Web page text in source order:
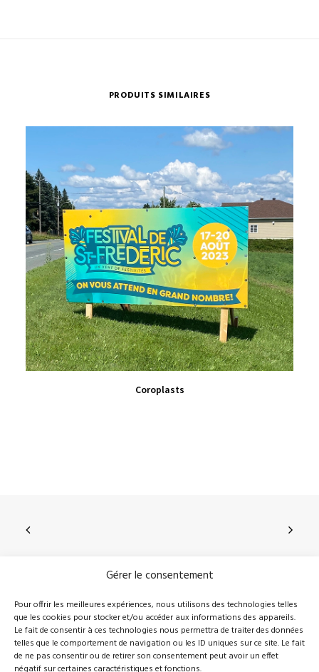
Gérer le consentement
Pour offrir les meilleures expériences, nous utilisons des technologies telles
que les cookies pour stocker et/ou accéder aux informations des appareils.
Le fait de consentir à ces technologies nous permettra de traiter des données
telles que le comportement de navigation ou les ID uniques sur ce site. Le fait
de ne pas consentir ou de retirer son consentement peut avoir un effet
négatif sur certaines caractéristiques et fonctions.
PRODUITS SIMILAIRES
VIEW PRODUCT
Coroplasts
210, rue Principale, Vallée-Jonction (Qc), G0S 3J0
418 389-8899info@novalie.ca